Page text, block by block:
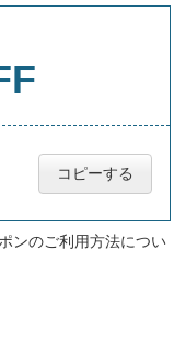
コピーする
ンのご利用方法につい